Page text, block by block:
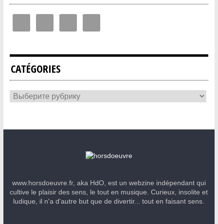
CATÉGORIES
www.horsdoeuvre.fr, aka HdO, est un webzine indépendant qui
cultive le plaisir des sens, le tout en musique. Curieux, insolite et
ludique, il n'a d'autre but que de divertir... tout en faisant sens.